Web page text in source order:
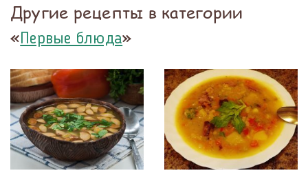
Другие рецепты в категории
«Первые блюда»